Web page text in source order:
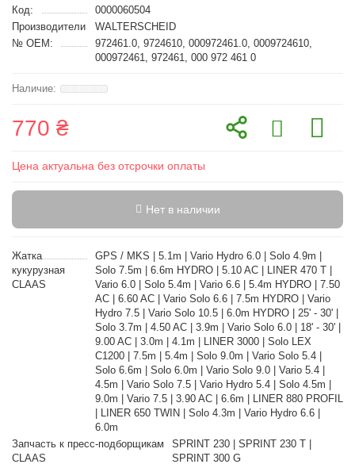
Код:
0000060504
Производители
WALTERSCHEID
№ OEM:
972461.0, 9724610, 000972461.0, 0009724610,
000972461, 972461, 000 972 461 0
770 ₴
Цена актуальна без отсрочки оплаты
Нет в наличии
Жатка
кукурузная
CLAAS
GPS / MKS | 5.1m | Vario Hydro 6.0 | Solo 4.9m |
Solo 7.5m | 6.6m HYDRO | 5.10 AC | LINER 470 T |
Vario 6.0 | Solo 5.4m | Vario 6.6 | 5.4m HYDRO | 7.50
AC | 6.60 AC | Vario Solo 6.6 | 7.5m HYDRO | Vario
Hydro 7.5 | Vario Solo 10.5 | 6.0m HYDRO | 25' - 30' |
Solo 3.7m | 4.50 AC | 3.9m | Vario Solo 6.0 | 18' - 30' |
9.00 AC | 3.0m | 4.1m | LINER 3000 | Solo LEX
C1200 | 7.5m | 5.4m | Solo 9.0m | Vario Solo 5.4 |
Solo 6.6m | Solo 6.0m | Vario Solo 9.0 | Vario 5.4 |
4.5m | Vario Solo 7.5 | Vario Hydro 5.4 | Solo 4.5m |
9.0m | Vario 7.5 | 3.90 AC | 6.6m | LINER 880 PROFIL
| LINER 650 TWIN | Solo 4.3m | Vario Hydro 6.6 |
6.0m
Запчасть к пресс-подборщикам
CLAAS
SPRINT 230 | SPRINT 230 T |
SPRINT 300 G